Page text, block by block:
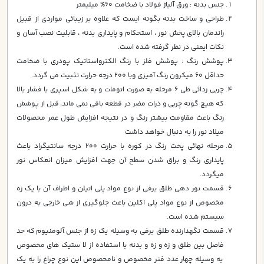
جنس بدنه : ورق آلياژ فولاد با ضخامت 60% ميليمتر
طراحي و ساخت بدنه بگونه ايست كه علاوه بر زيبائي مواردي از قبيل
راندمان بالاي پخش نور ، استحكام و پايداري بدنه ، قابليت نصب آسان و
نكات ايمني در نظر گرفته شده است.
پوشش رنگ : پوشش فلز با رنگ الكترواستاتيك پودري با ضخامت
حداقل 60 ميكرون رنگ آميزي وبا 200 درجه حرارت تثبيت مي گردد.
چربي زدائي طی 6 مرحله به صورت اتومات و به شکل اسپری با فشار بالا
که هیچ گونه چربی و ذرات مضر در قطعه باقی نمی ماند، قبل از پوشش
رنگ باعث مقاومت بيشتر رنگ و در نتيجه افزايش طول عمر محصولات
ميلاد نور را به دنبال خواهد داشت
مرحله نهائي پخت رنگ در كوره با حرارت 200 درجه سانتيگراد باعث
پايداري رنگ و براق شدن سطح آن جهت افزايش ميزان انعكاس نور
ميگردد.
قسمت نور دهي طلق برفي از نوع مواد پلي اتيلن و اطراف آن با يك زه
مخصوص از نوع مواد پلي اكلين باعث جلوگيري از شي خارجي به درون
سيستم شده است.
قسمت نگهدارنده طلق برفي به وسيله يك زه از جنس آلومنيوم كه حد
فاصل بين طلق و زه و زه و بدنه با استفاده از لا ستيك هاي مخصوص
به وسيله چهار عدد فنر مخصوص و نامحصوص اين نوع چراغ را به يك